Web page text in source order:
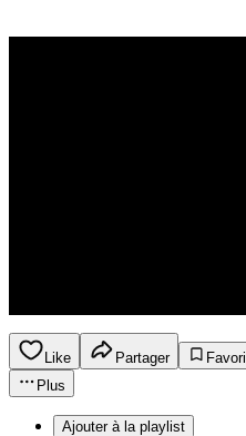
Like Partager
Favori
Plus
Ajouter à la playlist